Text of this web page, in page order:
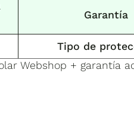
Garantía
Tipo de
Webshop + garantía